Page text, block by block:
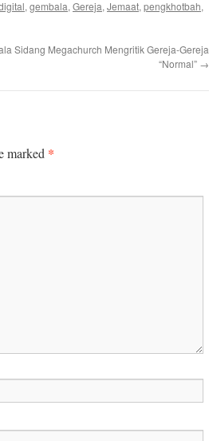
, gembala, Gereja, Jemaat, pengkhotbah,
Sidang Megachurch Mengritik Gereja-Gereja
“Normal” →
marked *